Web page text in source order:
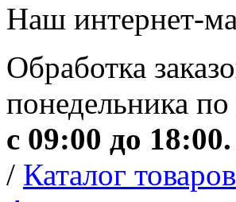
Наш интернет-
Обработка
понедельника
с 09:00 до 18:00.
/ Каталог товаров